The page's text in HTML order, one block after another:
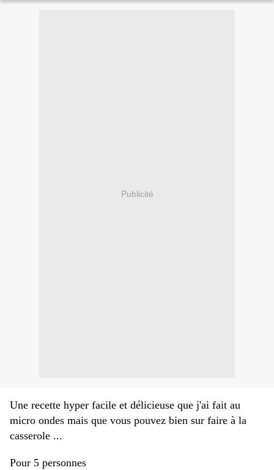
Publicité
Une recette hyper facile et délicieuse que j'ai fait au
micro ondes mais que vous pouvez bien sur faire à la
casserole ...
Pour 5 personnes